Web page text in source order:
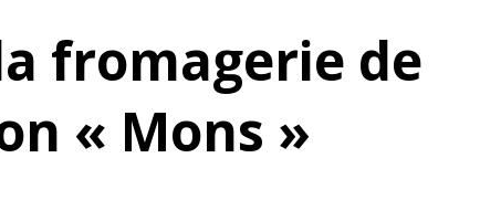
fromagerie de
« Mons »